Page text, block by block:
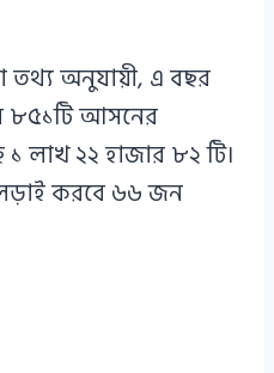
তথ্য অনুযায়ী, এ বছর
৮৫১টি আসনের
লাখ ২২ হাজার ৮২ টি।
করবে ৬৬ জন